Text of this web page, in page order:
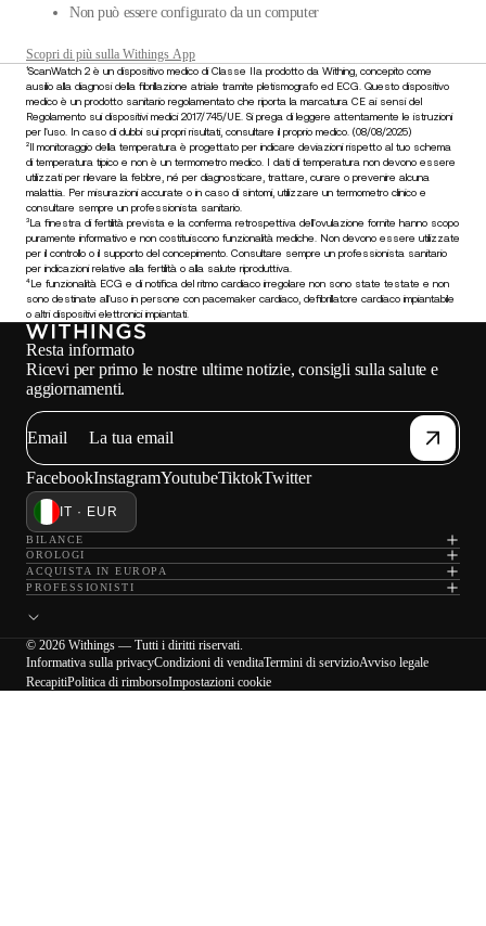
Non può essere configurato da un computer
Scopri di più sulla Withings App
¹ScanWatch 2 è un dispositivo medico di Classe IIa prodotto da Withing, concepito come
ausilio alla diagnosi della fibrillazione atriale tramite pletismografo ed ECG. Questo dispositivo
medico è un prodotto sanitario regolamentato che riporta la marcatura CE ai sensi del
Regolamento sui dispositivi medici 2017/745/UE. Si prega di leggere attentamente le istruzioni
per l'uso. In caso di dubbi sui propri risultati, consultare il proprio medico. (08/08/2025)
²Il monitoraggio della temperatura è progettato per indicare deviazioni rispetto al tuo schema
di temperatura tipico e non è un termometro medico. I dati di temperatura non devono essere
utilizzati per rilevare la febbre, né per diagnosticare, trattare, curare o prevenire alcuna
malattia. Per misurazioni accurate o in caso di sintomi, utilizzare un termometro clinico e
consultare sempre un professionista sanitario.
³La finestra di fertilità prevista e la conferma retrospettiva dell'ovulazione fornite hanno scopo
puramente informativo e non costituiscono funzionalità mediche. Non devono essere utilizzate
per il controllo o il supporto del concepimento. Consultare sempre un professionista sanitario
per indicazioni relative alla fertilità o alla salute riproduttiva.
⁴Le funzionalità ECG e di notifica del ritmo cardiaco irregolare non sono state testate e non
sono destinate all'uso in persone con pacemaker cardiaco, defibrillatore cardiaco impiantabile
o altri dispositivi elettronici impiantati.
Resta informato
Ricevi per primo le nostre ultime notizie, consigli sulla salute e
aggiornamenti.
Email
FacebookInstagramYoutubeTiktokTwitter
IT · EUR
BILANCE
OROLOGI
ACQUISTA IN EUROPA
PROFESSIONISTI
© 2026 Withings — Tutti i diritti riservati.
Informativa sulla privacyCondizioni di venditaTermini di servizioAvviso legale
RecapitiPolitica di rimborsoImpostazioni cookie